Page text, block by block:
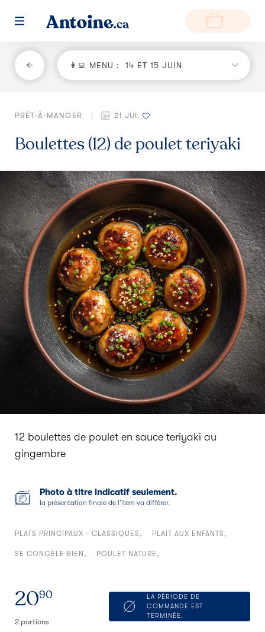
RETOUR
Fonctionnement
Environnement
Producteurs
Questions et réponses
Zone de livraison
👩‍💻 MENU : 14 ET 15 JUIN
PRÊT-À-MANGER 21 JUI.
Boulettes (12) de poulet teriyaki
12 boulettes de poulet en sauce teriyaki au
gingembre
Photo à titre indicatif seulement.
la présentation finale de l’item va différer.
PLATS PRINCIPAUX - CLASSIQUES PLAIT AUX ENFANTS
SE CONGÈLE BIEN POULET NATURE
2090
2 portions
LA PÉRIODE DE
COMMANDE EST
TERMINÉE.